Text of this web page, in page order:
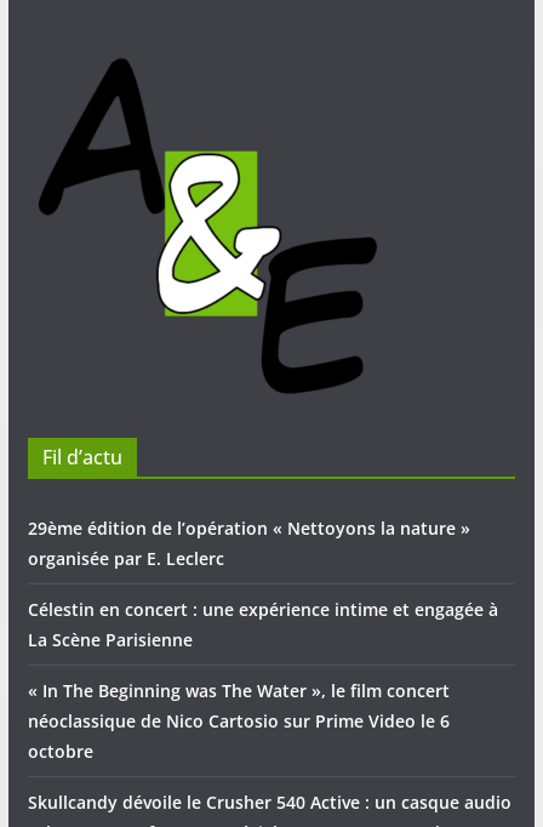
Fil d’actu
29ème édition de l’opération « Nettoyons la nature »
organisée par E. Leclerc
Célestin en concert : une expérience intime et engagée à
La Scène Parisienne
« In The Beginning was The Water », le film concert
néoclassique de Nico Cartosio sur Prime Video le 6
octobre
Skullcandy dévoile le Crusher 540 Active : un casque audio